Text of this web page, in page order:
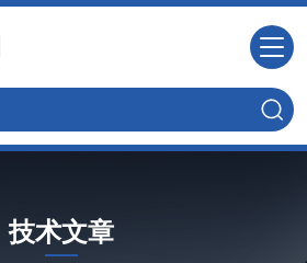
技术文章